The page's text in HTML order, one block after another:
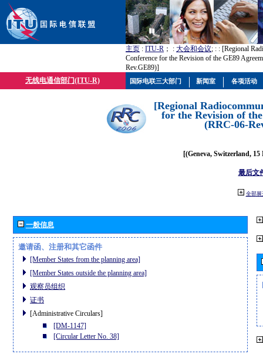
主页 : ITU-R ； : 大会和会议; : : [Regional
Conference for the Revision of the GE89
Rev.GE89)]
无线电通信部门(ITU-R)
[Regional
for the Revision of
(RRC-06-
[(Geneva, Switzerland, 15
最后文
全部展
一般信息
邀请函、注册和其它函件
[Member States from the planning area]
[Member States outside the planning area]
观察员组织
证书
[Administrative Circulars]
[DM-1147]
[Circular Letter No. 38]
国际电联三大部门 新闻室 各项活动